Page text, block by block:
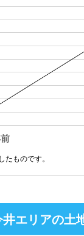
ものです。
エリアの土